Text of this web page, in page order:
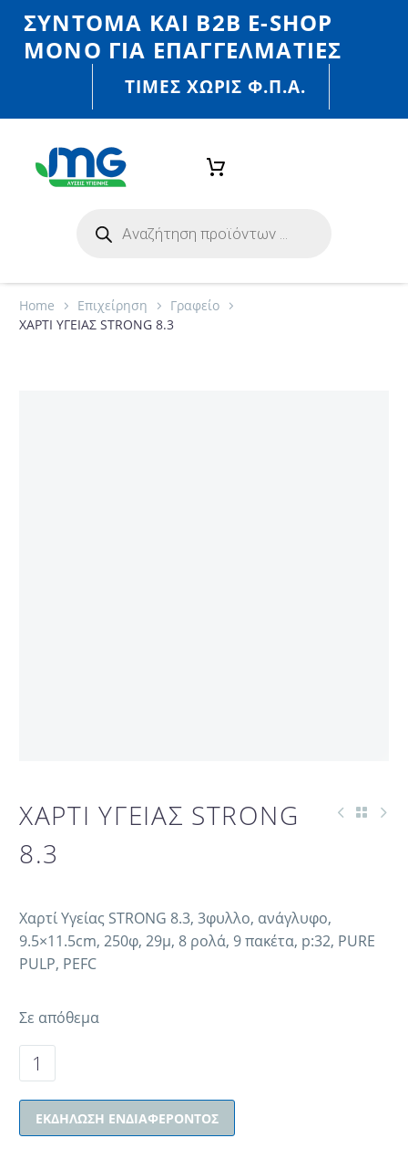
ΣΎΝΤΟΜΑ ΚΑΙ Β2Β E-SHOP
MONO ΓΙΑ ΕΠΑΓΓΕΛΜΑΤΊΕΣ
ΤΙΜΈΣ ΧΩΡΙΣ Φ.Π.Α.
Home Eπιχείρηση
Γραφείο
ΧΑΡΤΙ ΥΓΕΙΑΣ STRONG 8.3
ΧΑΡΤΙ ΥΓΕΙΑΣ STRONG
8.3
Χαρτί Υγείας STRONG 8.3, 3φυλλο, ανάγλυφο,
9.5×11.5cm, 250φ, 29μ, 8 ρολά, 9 πακέτα, p:32, PURE
PULP, PEFC
Σε απόθεμα
ΕΚΔΉΛΩΣΗ ΕΝΔΙΑΦΈΡΟΝΤΟΣ